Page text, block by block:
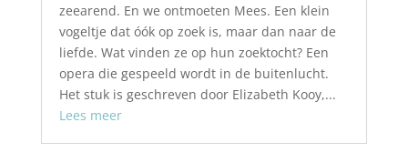
zeearend. En we ontmoeten Mees. Een klein
vogeltje dat óók op zoek is, maar dan naar de
liefde. Wat vinden ze op hun zoektocht? Een
opera die gespeeld wordt in de buitenlucht.
Het stuk is geschreven door Elizabeth Kooy,...
Lees meer